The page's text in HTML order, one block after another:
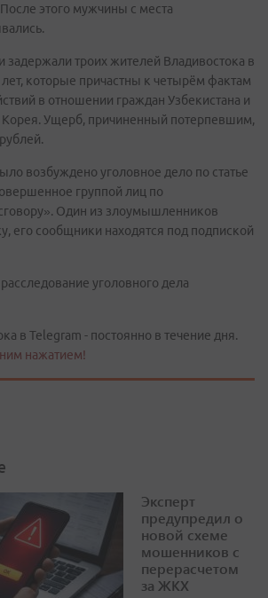
этого мужчины с места
задержали троих жителей Владивостока в
лет, которые причастны к четырём фактам
в отношении граждан Узбекистана и
Ущерб, причиненный потерпевшим,
возбуждено уголовное дело по статье
группой лиц по
Один из злоумышленников
его сообщники находятся под подпиской
уголовного дела
в Telegram - постоянно в течение дня.
нажатием!
Эксперт
предупредил о
новой схеме
мошенников с
перерасчетом
за ЖКХ